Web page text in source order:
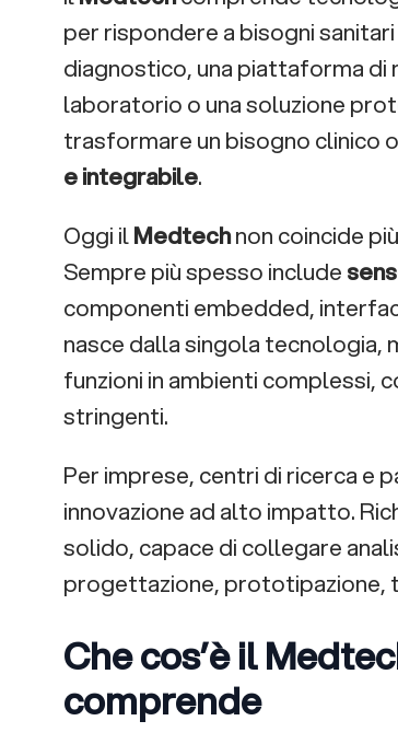
per rispondere a bisogni
diagnostico, una piattaforma di
laboratorio o una soluzione
trasformare un bisogno clinico
e integrabile.
Oggi ilMedtechnon coincide
Sempre più spesso include
componenti embedded,
nasce dalla singola tecnologia,
funzioni in ambienti complessi,
stringenti.
Per imprese, centri di ricerca e
innovazione ad alto impatto.
solido, capace di collegare
progettazione, prototipazione,
Che cos’è il
comprende